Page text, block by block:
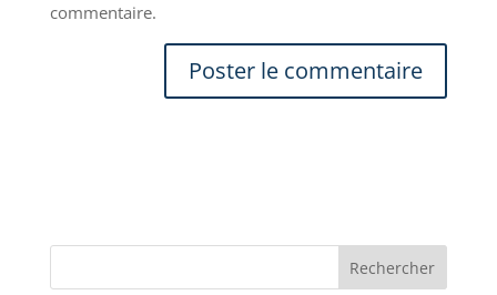
commentaire.